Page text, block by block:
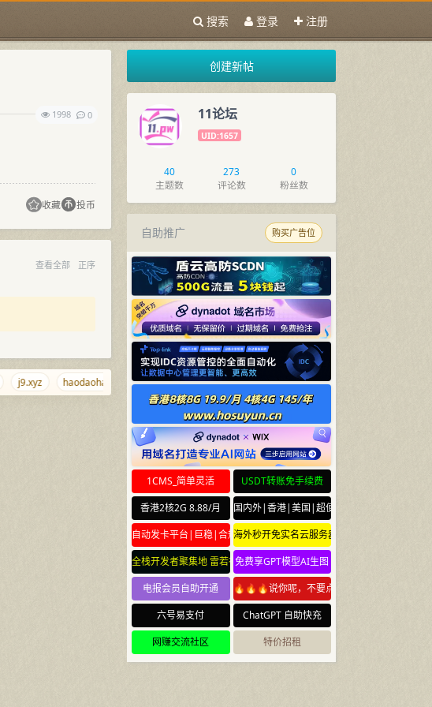
搜索 登录 注册
1998
0
收藏 投币
查看全部 正序
j9.xyz haodaohang.com agent.cm www.pm m.cd ouou.net
创建新帖
11论坛
UID:1657
40
主题数
273
评论数
0
粉丝数
自助推广 购买广告位
1CMS_简单灵活
USDT转账免手续费
香港2核2G 8.88/月
国内外|香港|美国|超便宜云服务器
自动发卡平台|巨稳|合规海外秒开免实名云服务器
全栈开发者聚集地 雷若社区 leiruo.com
免费享GPT模型AI生图
电报会员自助开通
🔥🔥🔥说你呢，不要点🔥🔥🔥
六号易支付
ChatGPT 自助快充
网赚交流社区
特价招租